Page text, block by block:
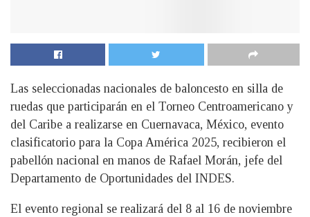
Las seleccionadas nacionales de baloncesto en silla de
ruedas que participarán en el Torneo Centroamericano y
del Caribe a realizarse en Cuernavaca, México, evento
clasificatorio para la Copa América 2025, recibieron el
pabellón nacional en manos de Rafael Morán, jefe del
Departamento de Oportunidades del INDES.
El evento regional se realizará del 8 al 16 de noviembre